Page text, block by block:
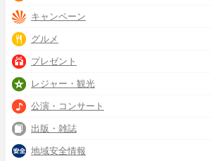
キャンペーン
グルメ
プレゼント
レジャー・観光
公演・コンサート
出版・雑誌
地域安全情報